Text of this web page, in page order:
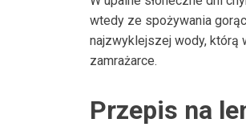
wtedy ze spożywania
najzwyklejszej wody, którą
zamrażarce.
Przepis na